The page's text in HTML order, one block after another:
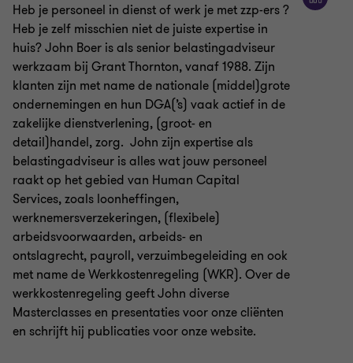
Heb je personeel in dienst of werk je met zzp-ers ?
Heb je zelf misschien niet de juiste expertise in
huis? John Boer is als senior belastingadviseur
werkzaam bij Grant Thornton, vanaf 1988. Zijn
klanten zijn met name de nationale (middel)grote
ondernemingen en hun DGA(’s) vaak actief in de
zakelijke dienstverlening, (groot- en
detail)handel, zorg. John zijn expertise als
belastingadviseur is alles wat jouw personeel
raakt op het gebied van Human Capital
Services, zoals loonheffingen,
werknemersverzekeringen, (flexibele)
arbeidsvoorwaarden, arbeids- en
ontslagrecht, payroll, verzuimbegeleiding en ook
met name de Werkkostenregeling (WKR). Over de
werkkostenregeling geeft John diverse
Masterclasses en presentaties voor onze cliënten
en schrijft hij publicaties voor onze website.